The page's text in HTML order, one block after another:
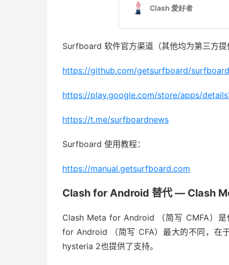
Surfboard 软件官方渠道（其他均为第三方提
https://github.com/getsurfboard/
https://play.google.com/store/apps/
https://t.me/surfboardnews
Surfboard 使用教程：
https://manual.getsurfboard.com
Clash for Android 替代 — Clash
Clash Meta for Android （简写 CMFA）是
for Android （简写 CFA）最大的不同，在
hysteria 2也提供了支持。